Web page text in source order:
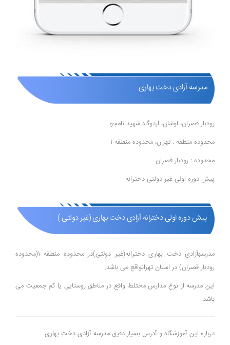
مدرسه آزادی دخت بهاری
رودبار قصران، اوشان، اردوگاه شهید نامجو
محدوده منطقه : تهران، محدوده منطقه 1
محدوده : رودبار قصران
پیش دوره اولی غیر دولتی دخترانه
پیش دوره اولی دخترانه آزادی دخت بهاری (غیر دولتی )
مدرسهآزادی دخت بهاری دخترانه(غیر دولتی)در محدوده منطقه 1(محدوده
رودبار قصران) در استان تهرانواقع می باشد.
این مدرسه از نوع مدارس مختلط واقع در مناطق روستایی یا کم جمعیت می
باشد
درباره این آموزشگاه و آدرس بسیار دقیق مدرسه آزادی دخت بهاری